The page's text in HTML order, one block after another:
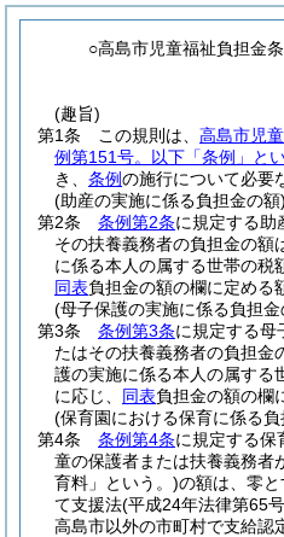
○高島市児童福祉負担金
(趣旨)
第1条
この規則は、 高島市児
例第151号。以下「条例」と
き、 条例の施行について必要
(助産の実施に係る負担金の額)
第2条
条例第2条に規定する助
その扶養義務者の負担金の額
に係る本人の属する世帯の税
同表負担金の額の欄に定める
(母子保護の実施に係る負担金
第3条
条例第3条に規定する母
たはその扶養義務者の負担金
護の実施に係る本人の属する
に応じ、 同表負担金の額の欄
(保育園における保育に係る
第4条
条例第4条に規定する保
童の保護者または扶養義務者
育料」という。)の額は、零と
て支援法(平成24年法律第65
高島市以外の市町村で支給認